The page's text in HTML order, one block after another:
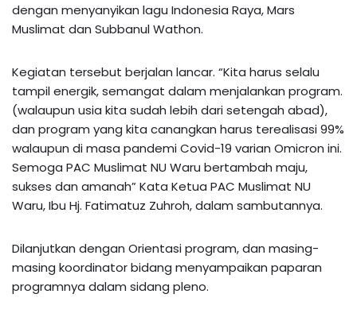
dengan menyanyikan lagu Indonesia Raya, Mars
Muslimat dan Subbanul Wathon.
Kegiatan tersebut berjalan lancar. “Kita harus selalu
tampil energik, semangat dalam menjalankan program.
(walaupun usia kita sudah lebih dari setengah abad),
dan program yang kita canangkan harus terealisasi 99%
walaupun di masa pandemi Covid-19 varian Omicron ini.
Semoga PAC Muslimat NU Waru bertambah maju,
sukses dan amanah” Kata Ketua PAC Muslimat NU
Waru, Ibu Hj. Fatimatuz Zuhroh, dalam sambutannya.
Dilanjutkan dengan Orientasi program, dan masing-
masing koordinator bidang menyampaikan paparan
programnya dalam sidang pleno.